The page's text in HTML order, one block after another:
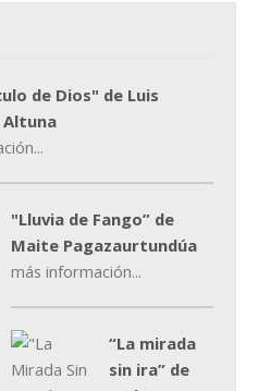
de Dios" de Luis
Altuna
"Lluvia de Fango” de
Maite Pagazaurtundúa
más información...
“La mirada
sin ira” de